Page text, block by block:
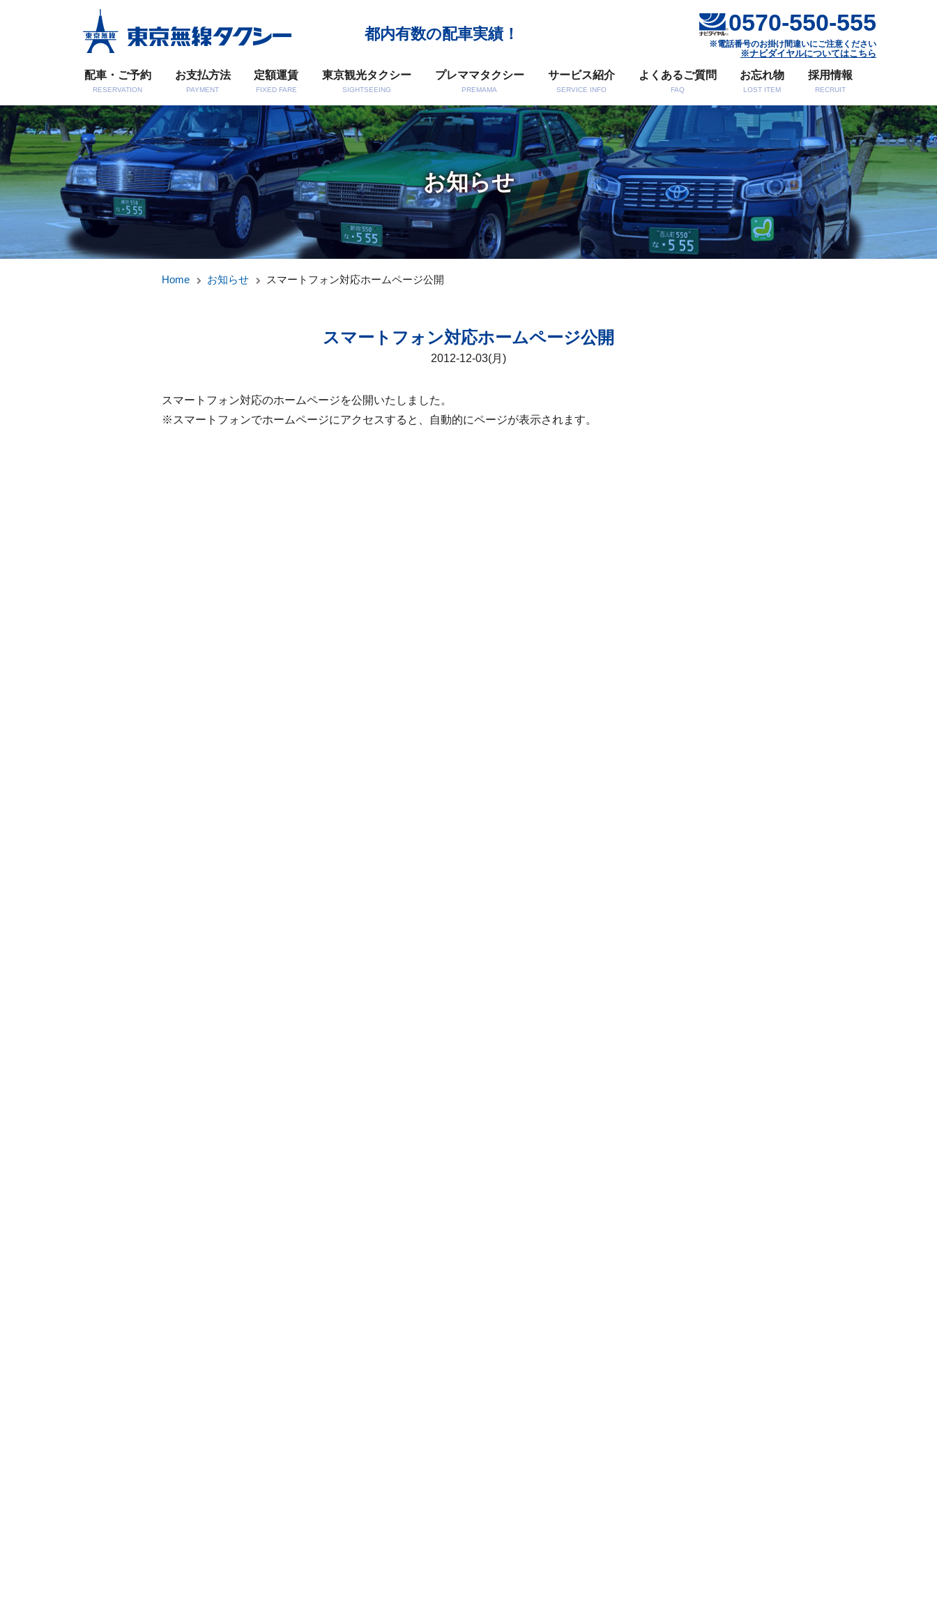
都内有数の配車実績！ 0570-550-555
※電話番号のお掛け間違いにご注意ください
※ナビダイヤルについてはこちら
配車・ご予約
RESERVATION
お支払方法
PAYMENT
定額運賃
FIXED FARE
東京観光タクシー
SIGHTSEEING
プレママタクシー
PREMAMA
サービス紹介
SERVICE INFO
よくあるご質問
FAQ
お忘れ物
LOST ITEM
採用情報
RECRUIT
お知らせ
Home お知らせ スマートフォン対応ホームページ公開
スマートフォン対応ホームページ公開
2012-12-03(月)
スマートフォン対応のホームページを公開いたしました。
※スマートフォンでホームページにアクセスすると、自動的にページが表示されます。